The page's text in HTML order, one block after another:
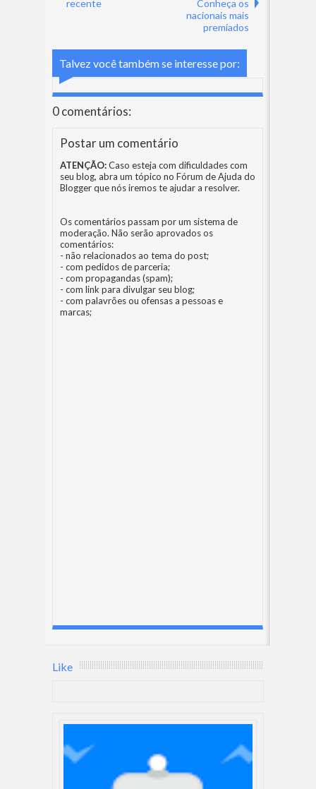
recente
Conheça os
nacionais mais
premiados
Talvez você também se interesse por:
0 comentários:
Postar um comentário
ATENÇÃO:Caso esteja com dificuldades com
seu blog, abra um tópico no Fórum de Ajuda do
Bloggerque nós iremos te ajudar a resolver.
Os comentários passam por um sistema de
moderação. Não serão aprovados os
comentários:
- não relacionados ao tema do post;
- com pedidos de parceria;
- com propagandas (spam);
- com link para divulgar seu blog;
- com palavrões ou ofensas a pessoas e
marcas;
Like